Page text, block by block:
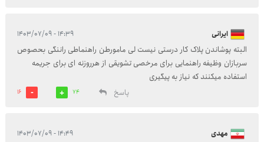
ایرانی ۱۴:۳۹ - ۱۴۰۳/۰۷/۰۹
البته پوشاندن پلاک کار درستی نیست لی مامورطن راهنماطی راننگی بحصوص
سربازان وظیفه راهنمایی برای مرخصی تشویقی از هرروزنه ای برای جریمه
استفاده میکنند که نیاز به پیگیری
پاسخ
74
16
مهدی ۱۴:۴۹ - ۱۴۰۳/۰۷/۰۹